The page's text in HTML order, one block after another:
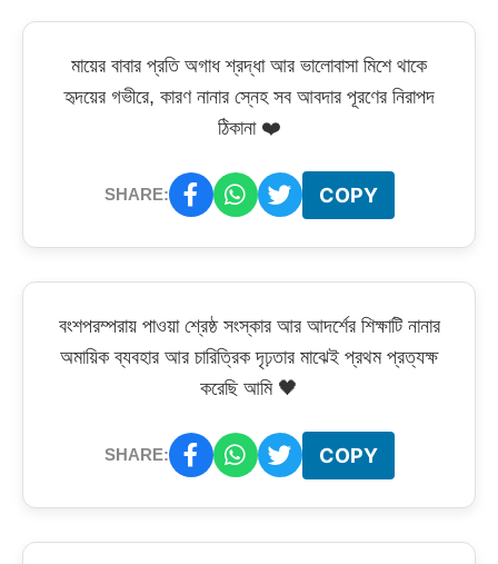
মায়ের বাবার প্রতি অগাধ শ্রদ্ধা আর ভালোবাসা মিশে থাকে
হৃদয়ের গভীরে, কারণ নানার স্নেহ সব আবদার পূরণের নিরাপদ
ঠিকানা ❤️
SHARE: COPY
বংশপরম্পরায় পাওয়া শ্রেষ্ঠ সংস্কার আর আদর্শের শিক্ষাটি নানার
অমায়িক ব্যবহার আর চারিত্রিক দৃঢ়তার মাঝেই প্রথম প্রত্যক্ষ
করেছি আমি 🖤
SHARE: COPY